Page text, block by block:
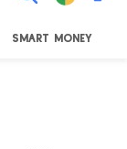
SMART MONEY